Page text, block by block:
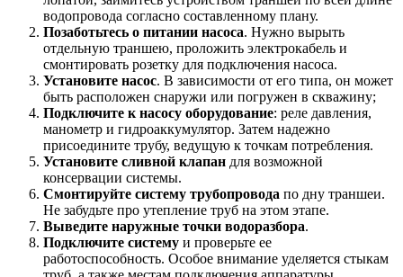
водопровода согласно составленному плану.
Позаботьтесь о питании насоса. Нужно вырыть
отдельную траншею, проложить электрокабель и
смонтировать розетку для подключения насоса.
Установите насос. В зависимости от его типа, он может
быть расположен снаружи или погружен в скважину;
Подключите к насосу оборудование: реле давления,
манометр и гидроаккумулятор. Затем надежно
присоедините трубу, ведущую к точкам потребления.
Установите сливной клапан для возможной
консервации системы.
Смонтируйте систему трубопровода по дну траншеи.
Не забудьте про утепление труб на этом этапе.
Выведите наружные точки водоразбора.
Подключите систему и проверьте ее
работоспособность. Особое внимание уделяется стыкам